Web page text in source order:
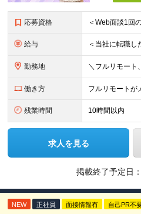
応募資格
給与
勤務地
働き方 フルリモートが
残業時間 10時間以内
求人を見る
掲載終了予定日：
NEW 正社員 面接情報有 自己PR不